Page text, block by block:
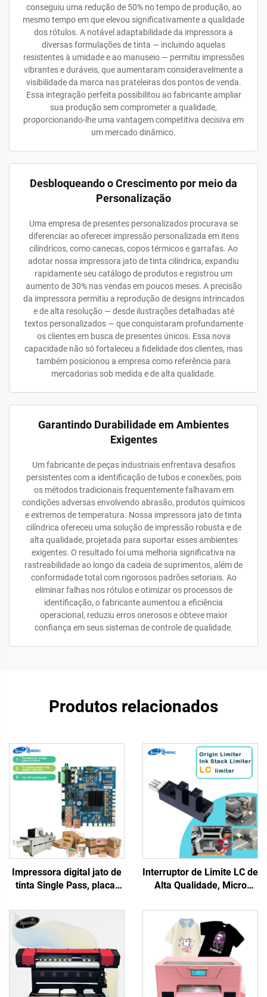
conseguiu uma redução de 50% no tempo de produção, ao
mesmo tempo em que elevou significativamente a qualidade
dos rótulos. A notável adaptabilidade da impressora a
diversas formulações de tinta — incluindo aquelas
resistentes à umidade e ao manuseio — permitiu impressões
vibrantes e duráveis, que aumentaram consideravelmente a
visibilidade da marca nas prateleiras dos pontos de venda.
Essa integração perfeita possibilitou ao fabricante ampliar
sua produção sem comprometer a qualidade,
proporcionando-lhe uma vantagem competitiva decisiva em
um mercado dinâmico.
Desbloqueando o Crescimento por meio da
Personalização
Uma empresa de presentes personalizados procurava se
diferenciar ao oferecer impressão personalizada em itens
cilíndricos, como canecas, copos térmicos e garrafas. Ao
adotar nossa impressora jato de tinta cilíndrica, expandiu
rapidamente seu catálogo de produtos e registrou um
aumento de 30% nas vendas em poucos meses. A precisão
da impressora permitiu a reprodução de designs intrincados
e de alta resolução — desde ilustrações detalhadas até
textos personalizados — que conquistaram profundamente
os clientes em busca de presentes únicos. Essa nova
capacidade não só fortaleceu a fidelidade dos clientes, mas
também posicionou a empresa como referência para
mercadorias sob medida e de alta qualidade.
Garantindo Durabilidade em Ambientes
Exigentes
Um fabricante de peças industriais enfrentava desafios
persistentes com a identificação de tubos e conexões, pois
os métodos tradicionais frequentemente falhavam em
condições adversas envolvendo abrasão, produtos químicos
e extremos de temperatura. Nossa impressora jato de tinta
cilíndrica ofereceu uma solução de impressão robusta e de
alta qualidade, projetada para suportar esses ambientes
exigentes. O resultado foi uma melhoria significativa na
rastreabilidade ao longo da cadeia de suprimentos, além de
conformidade total com rigorosos padrões setoriais. Ao
eliminar falhas nos rótulos e otimizar os processos de
identificação, o fabricante aumentou a eficiência
operacional, reduziu erros onerosos e obteve maior
confiança em seus sistemas de controle de qualidade.
Produtos relacionados
Impressora digital jato de
tinta Single Pass, placa-
de papel, copos, leques,
placa-mãe One Pass
975/972/973/974, tintas à
base de água
Interruptor de Limite LC de
Alta Qualidade, Micro
Limite para Impressora
Jato de Tinta, Peça de
Reposposição para DTF,
Solvente Ecológico,
Impressora DTF UV